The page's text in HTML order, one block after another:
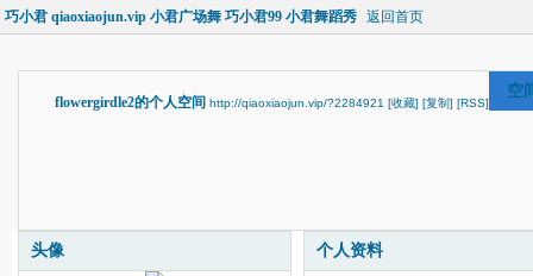
巧小君 qiaoxiaojun.vip 小君广场舞 巧小君99 小君舞蹈秀 返回首页
flowergirdle2的个人空间 http://qiaoxiaojun.vip/?2284921 [收藏] [复制] [RSS]
空
头像 个人资料